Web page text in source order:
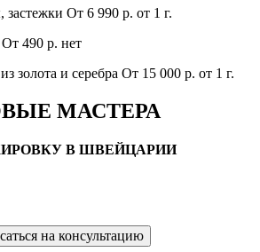
застежки От 6 990 р. от 1 г.
От 490 р. нет
золота и серебра От 15 000 р. от 1 г.
МАСТЕРА
В ШВЕЙЦАРИИ
на консультацию